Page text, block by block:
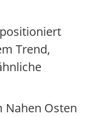
Trend,
Nahen Osten